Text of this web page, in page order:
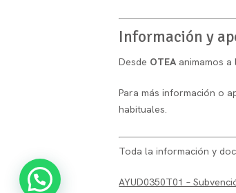
Información y
Desde OTEA animamos
Para más información o
habituales.
Toda la información y
AYUD0350T01 –